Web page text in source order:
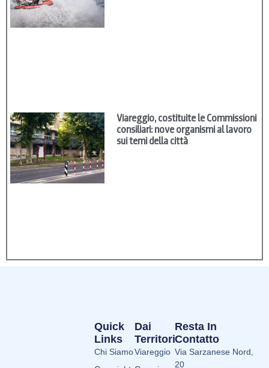
Viareggio, costituite le Commissioni
consiliari: nove organismi al lavoro
sui temi della città
Dai
Territori
Viareggio
Quick
Links
Chi Siamo
Resta In
Contatto
Via Sarzanese Nord,
20